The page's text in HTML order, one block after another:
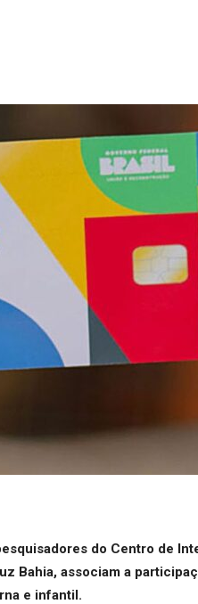
do Centro de
Bahia, associam a
e infantil.